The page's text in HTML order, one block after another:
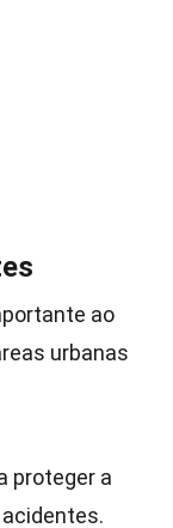
ao
urbanas
proteger a